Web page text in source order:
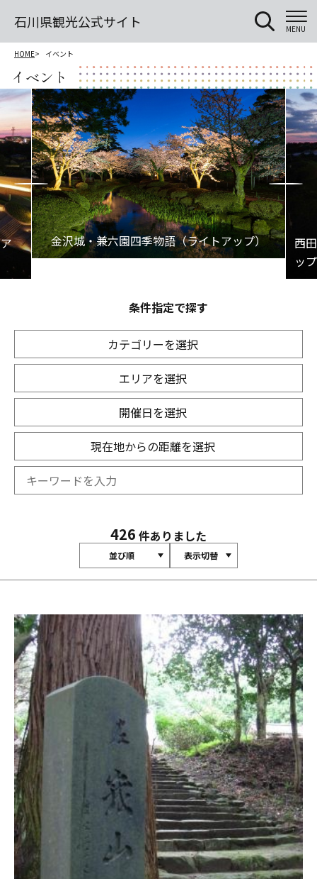
石川県観光公式サイト MENU
HOME イベント
イベント
条件指定で探す
カテゴリーを選択
エリアを選択
開催日を選択
現在地からの距離を選択
426 件ありました
並び順 表示切替